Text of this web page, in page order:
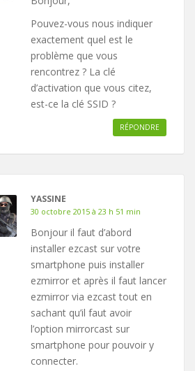
Pouvez-vous nous indiquer
exactement quel est le
problème que vous
rencontrez ? La clé
d’activation que vous citez,
est-ce la clé SSID ?
RÉPONDRE
YASSINE
30 octobre 2015 à 23 h 51 min
Bonjour il faut d’abord
installer ezcast sur votre
smartphone puis installer
ezmirror et après il faut lancer
ezmirror via ezcast tout en
sachant qu’il faut avoir
l’option mirrorcast sur
smartphone pour pouvoir y
connecter.